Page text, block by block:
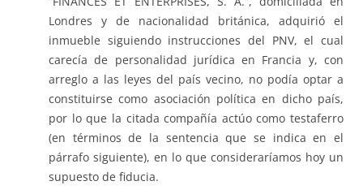
Londres y de nacionalidad británica, adquirió el
inmueble siguiendo instrucciones del PNV, el cual
carecía de personalidad jurídica en Francia y, con
arreglo a las leyes del país vecino, no podía optar a
constituirse como asociación política en dicho país,
por lo que la citada compañía actúo como testaferro
(en términos de la sentencia que se indica en el
párrafo siguiente), en lo que consideraríamos hoy un
supuesto de fiducia.